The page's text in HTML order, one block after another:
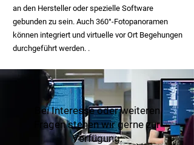
an den Hersteller oder spezielle Software
gebunden zu sein. Auch 360°-Fotopanoramen
können integriert und virtuelle vor Ort Begehungen
durchgeführt werden. .
Bei Interesse oder weiteren
Fragen stehen wir gerne zur
Verfügung: